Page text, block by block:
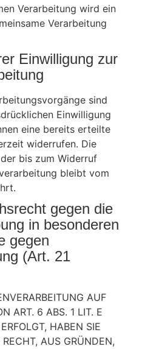
Verarbeitung wird ein
Verarbeitung
Einwilligung zur
sind
Einwilligung
eine bereits erteilte
widerrufen. Die
bis zum Widerruf
bleibt vom
gegen die
in besonderen
gegen
(Art. 21
AUF
ART. 6 ABS. 1 LIT. E
HABEN SIE
AUS GRÜNDEN,